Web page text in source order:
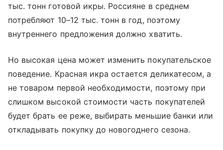
тыс. тонн готовой икры. Россияне в среднем
потребляют 10–12 тыс. тонн в год, поэтому
внутреннего предложения должно хватить.
Но высокая цена может изменить покупательское
поведение. Красная икра остается деликатесом, а
не товаром первой необходимости, поэтому при
слишком высокой стоимости часть покупателей
будет брать ее реже, выбирать меньшие банки или
откладывать покупку до новогоднего сезона.